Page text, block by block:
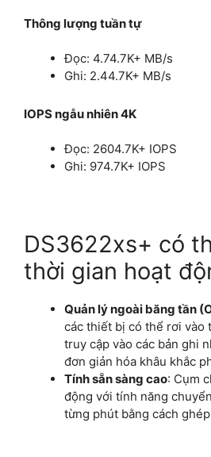
Thông lượng tuần tự
Đọc: 4.74.7K+ MB/s
Ghi: 2.44.7K+ MB/s
IOPS ngẫu nhiên 4K
Đọc: 2604.7K+ IOPS
Ghi: 974.7K+ IOPS
DS3622xs+ có
thời gian hoạt
Quản lý ngoài băng tần
các thiết bị có thể rơi vào
truy cập vào các bản ghi
đơn giản hóa khâu khắc
Tính sẵn sàng cao: Cụm
động với tính năng
từng phút bằng cách